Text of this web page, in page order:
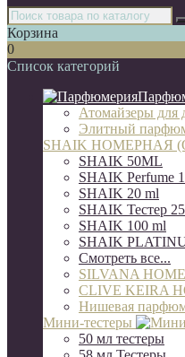
Корзина
0
Список категорий
Атомайзеры для
Элитный
SHAIK НОМЕРНАЯ
SHAIK 50ML
SHAIK Perfume
SHAIK 20 ml
SHAIK Тестер
SHAIK 100 ml
SHAIK
Смотреть все...
SILVANA
CLIVE KEIRA
Нишевая
Мини-тестеры
50 мл тестеры